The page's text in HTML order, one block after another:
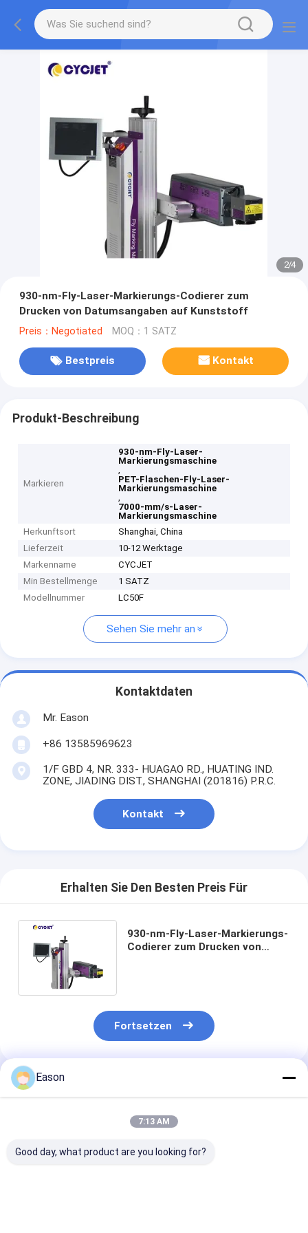
2/4
930-nm-Fly-Laser-Markierungs-Codierer zum
Drucken von Datumsangaben auf Kunststoff
Preis：Negotiated MOQ：1 SATZ
Bestpreis Kontakt
Produkt-Beschreibung
Markieren
930-nm-Fly-Laser-
Markierungsmaschine
,
PET-Flaschen-Fly-Laser-
Markierungsmaschine
,
7000-mm/s-Laser-
Markierungsmaschine
Herkunftsort
Shanghai, China
Lieferzeit
10-12 Werktage
Markenname
CYCJET
Min Bestellmenge
1 SATZ
Modellnummer
LC50F
Sehen Sie mehr an
Kontaktdaten
Mr. Eason
+86 13585969623
1/F GBD 4, NR. 333- HUAGAO RD., HUATING IND.
ZONE, JIADING DIST., SHANGHAI (201816) P.R.C.
Kontakt
Erhalten Sie Den Besten Preis Für
930-nm-Fly-Laser-Markierungs-
Codierer zum Drucken von
Fortsetzen
Empfohlene Produkte
Eason
7:13 AM
Good day, what product are you looking for?